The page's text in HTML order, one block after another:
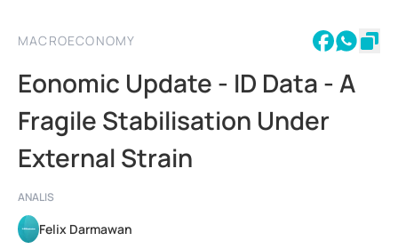
MACROECONOMY
Eonomic Update - ID Data - A
Fragile Stabilisation Under
External Strain
ANALIS
Felix Darmawan